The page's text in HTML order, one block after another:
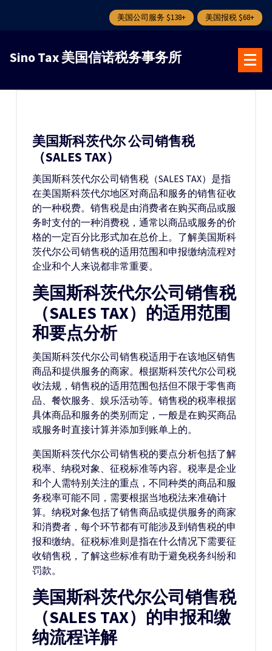
美国公司服务 $138+ 美国报税 $68+
Sino Tax 美国信诺税务事务所
美国斯科茨代尔 公司销售税
（SALES TAX）
美国斯科茨代尔公司销售税（SALES TAX）是指
在美国斯科茨代尔地区对商品和服务的销售征收
的一种税费。销售税是由消费者在购买商品或服
务时支付的一种消费税，通常以商品或服务的价
格的一定百分比形式加在总价上。了解美国斯科
茨代尔公司销售税的适用范围和申报缴纳流程对
企业和个人来说都非常重要。
美国斯科茨代尔公司销售税
（SALES TAX）的适用范围
和要点分析
美国斯科茨代尔公司销售税适用于在该地区销售
商品和提供服务的商家。根据斯科茨代尔公司税
收法规，销售税的适用范围包括但不限于零售商
品、餐饮服务、娱乐活动等。销售税的税率根据
具体商品和服务的类别而定，一般是在购买商品
或服务时直接计算并添加到账单上的。
美国斯科茨代尔公司销售税的要点分析包括了解
税率、纳税对象、征税标准等内容。税率是企业
和个人需特别关注的重点，不同种类的商品和服
务税率可能不同，需要根据当地税法来准确计
算。纳税对象包括了销售商品或提供服务的商家
和消费者，每个环节都有可能涉及到销售税的申
报和缴纳。征税标准则是指在什么情况下需要征
收销售税，了解这些标准有助于避免税务纠纷和
罚款。
美国斯科茨代尔公司销售税
（SALES TAX）的申报和缴
纳流程详解